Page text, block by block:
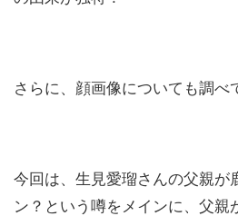
さらに、顔画像についても調べ
今回は、生見愛瑠さんの父親が
ン？という噂をメインに、父親